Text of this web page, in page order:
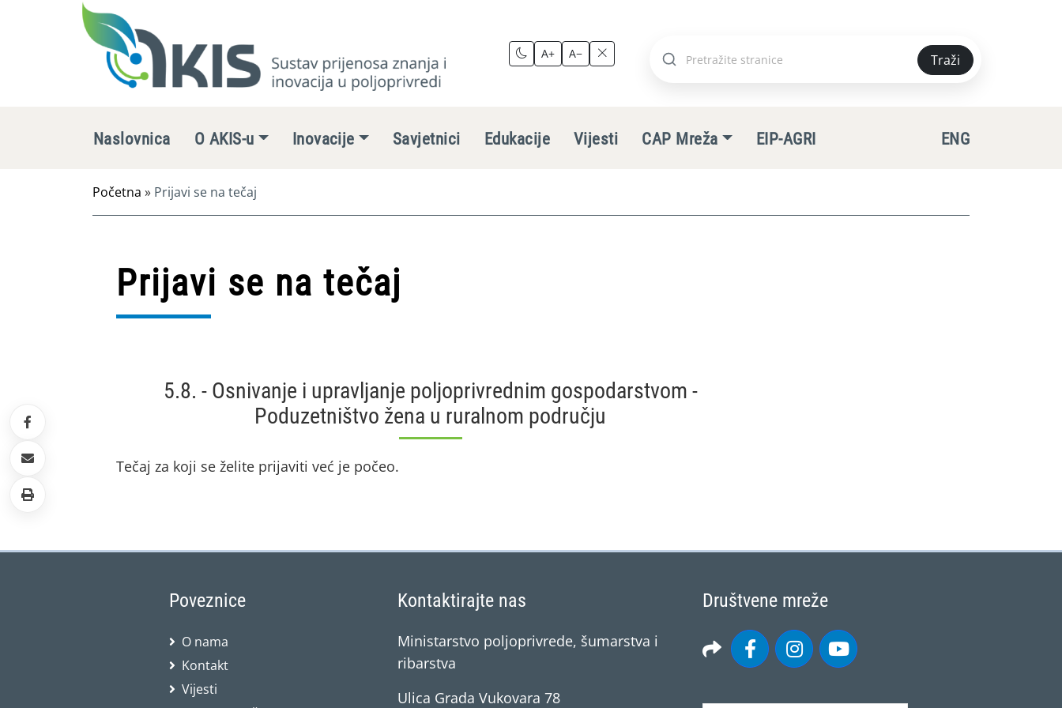
A+ A−
Pretraži
Traži
Naslovnica O AKIS-u Inovacije Savjetnici Edukacije Vijesti CAP Mreža EIP-AGRI ENG
Početna » Prijavi se na tečaj
Prijavi se na tečaj
5.8. - Osnivanje i upravljanje poljoprivrednim gospodarstvom -
Poduzetništvo žena u ruralnom području
Tečaj za koji se želite prijaviti već je počeo.
Poveznice
O nama
Kontakt
Vijesti
Kontaktirajte nas
Ministarstvo poljoprivrede, šumarstva i
ribarstva
Ulica Grada Vukovara 78
Društvene mreže